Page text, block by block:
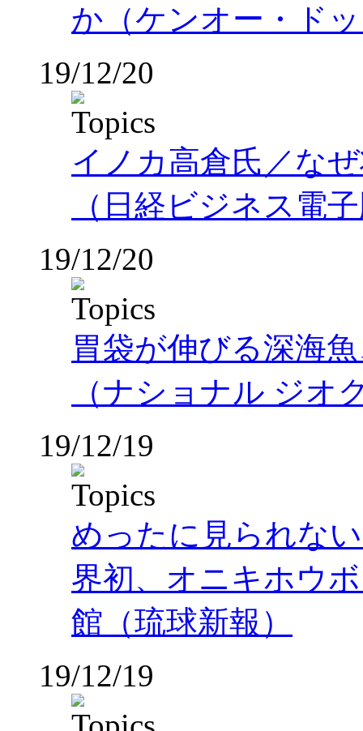
か（ケンオー・ド
19/12/20
イノカ高倉氏／な
（日経ビジネス電
19/12/20
胃袋が伸びる深海
（ナショナル ジオ
19/12/19
めったに見られな
界初、オニキホウ
館（琉球新報）
19/12/19